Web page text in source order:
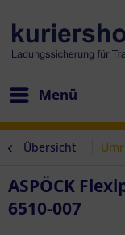
Menü
Übersicht
ASPÖCK
6510-007